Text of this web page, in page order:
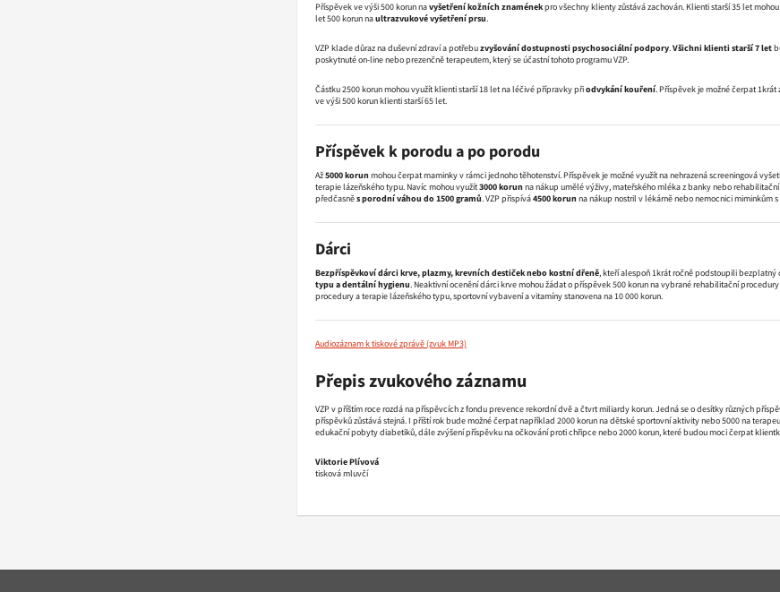
Příspěvek ve výši 500 korun navyšetření kožních znaménekpro všechny klienty zůstává zachován. Klienti starší 35 let
let 500 korun naultrazvukové vyšetření prsu.
VZP klade důraz na duševní zdraví a potřebuzvyšování dostupnosti psychosociální podpory.Všichni klienti starší 7 let
poskytnuté on-line nebo prezenčně terapeutem, který se účastní tohoto programu VZP.
Částku 2500 korun mohou využít klienti starší 18 let na léčivé přípravky přiodvykání kouření. Příspěvek je možné čerpat 1krát
ve výši 500 korun klienti starší 65 let.
Příspěvek k porodu a po porodu
Až5000 korunmohou čerpat maminky v rámci jednoho těhotenství. Příspěvek je možné využít na nehrazená screeningová
terapie lázeňského typu. Navíc mohou využít3000 korunna nákup umělé výživy, mateřského mléka z banky nebo
předčasněs porodní váhou do 1500 gramů. VZP přispívá4500 korunna nákup nostril v lékárně nebo nemocnici miminkům
Dárci
Bezpříspěvkoví dárci krve, plazmy, krevních destiček nebo kostní dřeně, kteří alespoň 1krát ročně podstoupili bezplatný
typu a dentální hygienu. Neaktivní ocenění dárci krve mohou žádat o příspěvek 500 korun na vybrané rehabilitační
procedury a terapie lázeňského typu, sportovní vybavení a vitamíny stanovena na 10 000 korun.
Audiozáznam k tiskové zprávě
Přepis zvukového záznamu
VZP v příštím roce rozdá na příspěvcích z fondu prevence rekordní dvě a čtvrt miliardy korun. Jedná se o desítky různých
příspěvků zůstává stejná. I příští rok bude možné čerpat například 2000 korun na dětské sportovní aktivity nebo 5000 na
edukační pobyty diabetiků, dále zvýšení příspěvku na očkování proti chřipce nebo 2000 korun, které budou moci čerpat
Viktorie Plívová
tisková mluvčí